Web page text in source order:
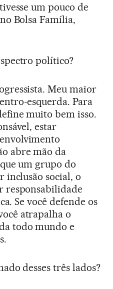
um pouco de
Bolsa Família,
político?
Meu maior
esquerda. Para
muito bem isso.
estar
abre mão da
um grupo do
inclusão social, o
responsabilidade
Se você defende os
atrapalha o
todo mundo e
desses três lados?